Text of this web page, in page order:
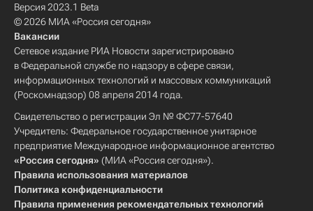
Версия 2023.1 Beta
© 2026 МИА «Россия сегодня»
Вакансии
Сетевое издание РИА Новости зарегистрировано
в Федеральной службе по надзору в сфере связи,
информационных технологий и массовых коммуникаций
(Роскомнадзор) 08 апреля 2014 года.
Свидетельство о регистрации Эл № ФС77-57640
Учредитель: Федеральное государственное унитарное
предприятие Международное информационное агентство
«Россия сегодня» (МИА «Россия сегодня»).
Правила использования материалов
Политика конфиденциальности
Правила применения рекомендательных технологий